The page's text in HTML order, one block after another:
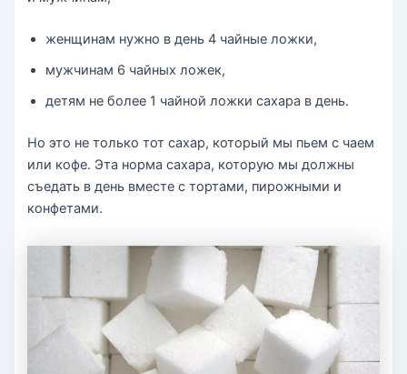
женщинам нужно в день 4 чайные ложки,
мужчинам 6 чайных ложек,
детям не более 1 чайной ложки сахара в день.
Но это не только тот сахар, который мы пьем с чаем
или кофе. Эта норма сахара, которую мы должны
съедать в день вместе с тортами, пирожными и
конфетами.